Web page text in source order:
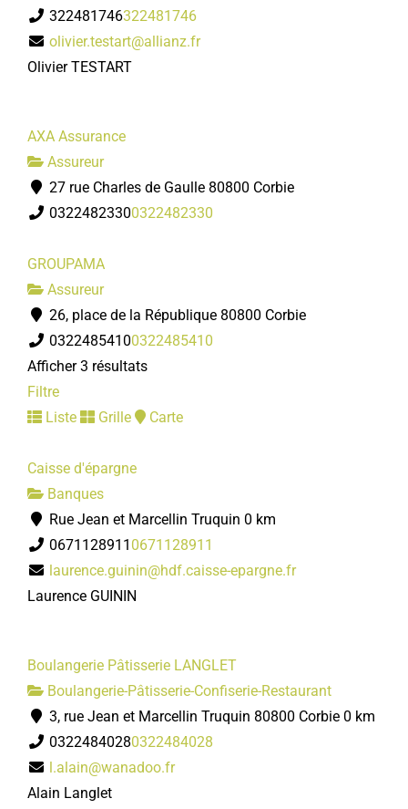
322481746322481746
olivier.testart@allianz.fr
Olivier TESTART
AXA Assurance
Assureur
27 rue Charles de Gaulle 80800 Corbie
03224823300322482330
GROUPAMA
Assureur
26, place de la République 80800 Corbie
03224854100322485410
Afficher 3 résultats
Filtre
Liste
Grille Carte
Caisse d'épargne
Banques
Rue Jean et Marcellin Truquin 0 km
0671128911 0671128911
laurence.guinin@hdf.caisse-epargne.fr
Laurence GUININ
Boulangerie Pâtisserie LANGLET
Boulangerie-Pâtisserie-Confiserie-Restaurant
3, rue Jean et Marcellin Truquin 80800 Corbie 0 km
03224840280322484028
l.alain@wanadoo.fr
Alain Langlet